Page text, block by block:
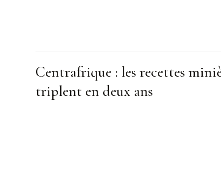
Centrafrique : les recettes
triplent en deux ans